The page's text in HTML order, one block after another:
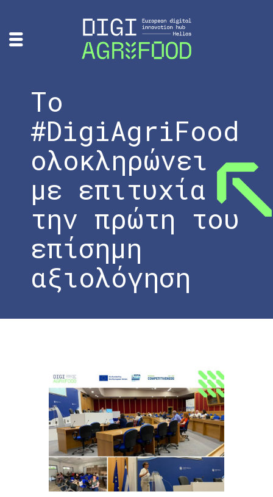
Το
#DigiAgriFood
ολοκληρώνει
με επιτυχία
την πρώτη του
επίσημη
αξιολόγηση